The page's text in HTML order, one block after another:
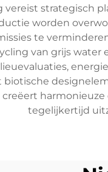
strategisch
worden
te
van grijs
creëert
tegelijkertijd